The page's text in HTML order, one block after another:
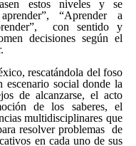
estos niveles y se
“Aprender a
con sentido y
decisiones según el
rescatándola del foso
escenario social donde la
de alcanzarse, el acto
de los saberes, el
multidisciplinares que
resolver problemas de
en cada uno de sus